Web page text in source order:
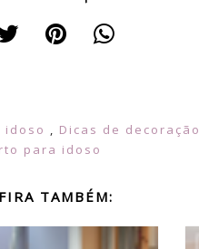
idoso , Dicas de decoração
para idoso
TAMBÉM: